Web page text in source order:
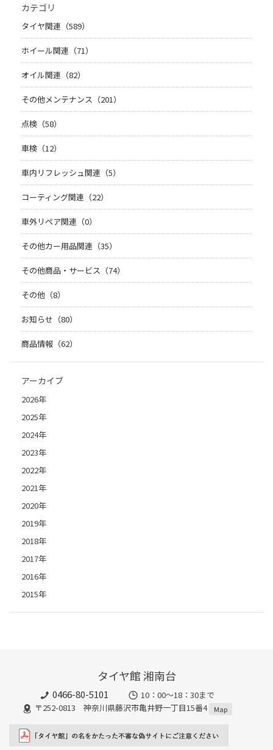
カテゴリ
タイヤ関連（589）
ホイール関連（71）
オイル関連（82）
その他メンテナンス（201）
点検（58）
車検（12）
車内リフレッシュ関連（5）
コーティング関連（22）
車外リペア関連（0）
その他カー用品関連（35）
その他商品・サービス（74）
その他（8）
お知らせ（80）
商品情報（62）
アーカイブ
2026年
2025年
2024年
2023年
2022年
2021年
2020年
2019年
2018年
2017年
2016年
2015年
タイヤ館 湘南台
0466-80-5101
10：00～18：30まで
〒252-0813 神奈川県藤沢市亀井野一丁目15番4
Map